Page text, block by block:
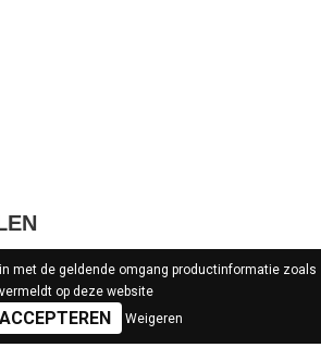
met de geldende omgang productinformatie zoals
vermeldt op deze website
Weigeren